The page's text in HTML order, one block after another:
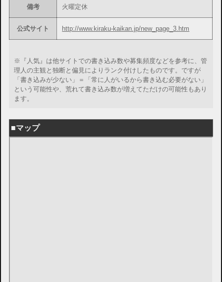
備考 火曜定休
公式サイト http://www.kiraku-kaikan.jp/new_page_3.htm
※『人気』は他サイトでの書き込み数や募集頻度などを参考に、管
理人の主観と独断と偏見によりランク付けしたものです。ですが
「書き込みが少ない」＝「常に人がいるから書き込む必要がない」
という可能性や、荒れて書き込み数が増えてただけの可能性もあり
ます。
■マップ